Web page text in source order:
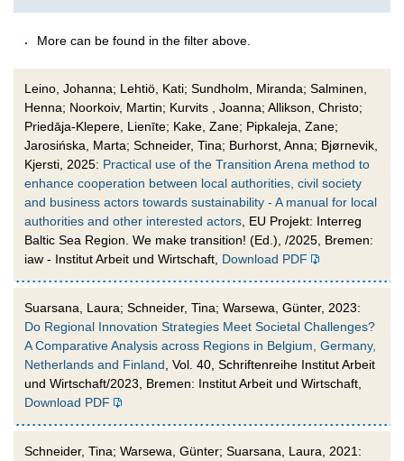
. More can be found in the filter above.
Leino, Johanna; Lehtiö, Kati; Sundholm, Miranda; Salminen,
Henna; Noorkoiv, Martin; Kurvits , Joanna; Allikson, Christo;
Priedāja-Klepere, Lienīte; Kake, Zane; Pipkaleja, Zane;
Jarosińska, Marta; Schneider, Tina; Burhorst, Anna; Bjørnevik,
Kjersti, 2025: Practical use of the Transition Arena method to
enhance cooperation between local authorities, civil society
and business actors towards sustainability - A manual for local
authorities and other interested actors , EU Projekt: Interreg
Baltic Sea Region. We make transition! (Ed.), /2025, Bremen:
iaw - Institut Arbeit und Wirtschaft, Download PDF
Suarsana, Laura; Schneider, Tina; Warsewa, Günter, 2023:
Do Regional Innovation Strategies Meet Societal Challenges?
A Comparative Analysis across Regions in Belgium, Germany,
Netherlands and Finland , Vol. 40, Schriftenreihe Institut Arbeit
und Wirtschaft/2023, Bremen: Institut Arbeit und Wirtschaft,
Download PDF
Schneider, Tina; Warsewa, Günter; Suarsana, Laura, 2021: